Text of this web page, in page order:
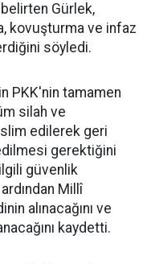
belirten Gürlek,
kovuşturma ve infaz
söyledi.
PKK'nin tamamen
silah ve
edilerek geri
gerektiğini
güvenlik
Millî
alınacağını ve
kaydetti.